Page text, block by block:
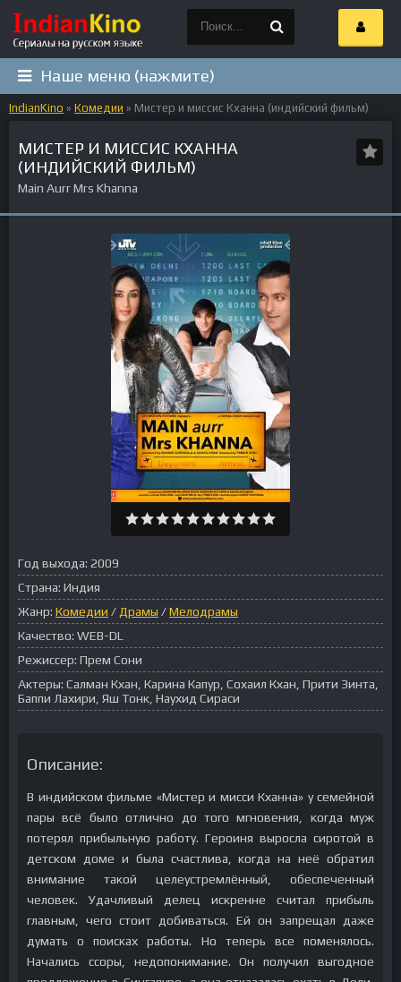
Наше меню (нажмите)
IndianKino » Комедии » Мистер и миссис Кханна (индийский фильм)
МИСТЕР И МИССИС КХАННА
(ИНДИЙСКИЙ ФИЛЬМ)
Main Aurr Mrs Khanna
Год выхода: 2009
Страна: Индия
Жанр: Комедии / Драмы /Мелодрамы
Качество: WEB-DL
Режиссер: Прем Сони
Актеры: Салман Кхан, Карина Капур, Сохаил Кхан, Прити Зинта,
Баппи Лахири, Яш Тонк, Наухид Сираси
Описание:
В индийском фильме «Мистер и мисси Кханна» у семейной
пары всё было отлично до того мгновения, когда муж
потерял прибыльную работу. Героиня выросла сиротой в
детском доме и была счастлива, когда на неё обратил
внимание такой целеустремлённый, обеспеченный
человек. Удачливый делец искренне считал прибыль
главным, чего стоит добиваться. Ей он запрещал даже
думать о поисках работы. Но теперь все поменялось.
Начались ссоры, недопонимание. Он получил выгодное